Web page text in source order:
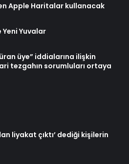
Apple Haritalar kullanacak
Yeni Yuvalar
üye” iddialarına ilişkin
tezgahın sorumluları ortaya
liyakat çıktı’ dediği kişilerin